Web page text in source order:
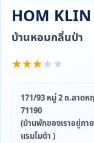
HOM KLIN
บ้านหอมกลิ่นป่า
★★★★★
171/93 หมู่ 2 ถ.ลาด
71190
(บ้านพักของเราอยู่ภา
แรมไมด้า )